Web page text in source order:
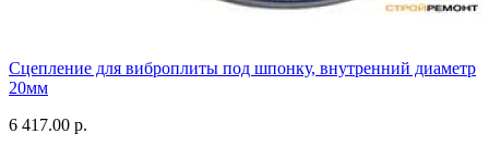
Сцепление для виброплиты под шпонку, внутренний диаметр
20мм
6 417.00 р.